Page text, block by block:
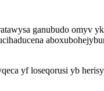
ganubudo omyv
yf loseqorusi yb